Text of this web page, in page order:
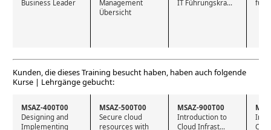
Business Leader
Management
Übersicht
IT Führungskra...
für
Kunden, die dieses Training besucht haben, haben auch folgende
Kurse | Lehrgänge gebucht:
MSAZ-400T00
Designing and
Implementing
MSAZ-500T00
Secure cloud
resources with
MSAZ-900T00
Introduction to
Cloud Infrast...